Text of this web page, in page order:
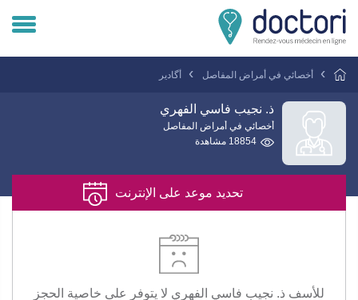
تسجيل دخول المريض
تسجيل دخول الطبيب
أخصائي في أمراض المفاصل أگادير
ذ. نجيب فاسي الفهري
أخصائي في أمراض المفاصل
18854 مشاهدة
تحديد موعد على الإنترنت
للأسف ذ. نجيب فاسي الفهري لا يتوفر على خاصية الحجز